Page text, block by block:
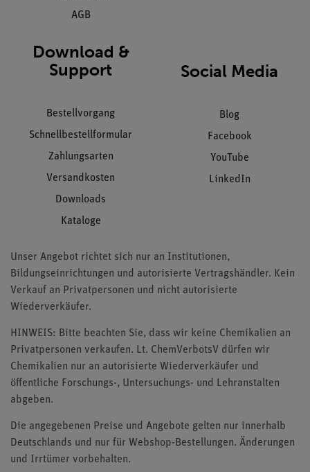
AGB
Download &
Support
Bestellvorgang
Schnellbestellformular
Zahlungsarten
Versandkosten
Downloads
Kataloge
Social Media
Blog
Facebook
YouTube
LinkedIn
Unser Angebot richtet sich nur an Institutionen,
Bildungseinrichtungen und autorisierte Vertragshändler. Kein
Verkauf an Privatpersonen und nicht autorisierte
Wiederverkäufer.
HINWEIS: Bitte beachten Sie, dass wir keine Chemikalien an
Privatpersonen verkaufen. Lt. ChemVerbotsV dürfen wir
Chemikalien nur an autorisierte Wiederverkäufer und
öffentliche Forschungs-, Untersuchungs- und Lehranstalten
abgeben.
Die angegebenen Preise und Angebote gelten nur innerhalb
Deutschlands und nur für Webshop-Bestellungen. Änderungen
und Irrtümer vorbehalten.